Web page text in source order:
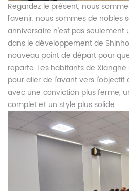
Regardez le présent, nous
l'avenir, nous sommes de nobles
anniversaire n'est pas
dans le développement de
nouveau point de départ pour
reparte. Les habitants de
pour aller de l'avant vers l'objectif
avec une conviction plus ferme,
complet et un style plus solide.